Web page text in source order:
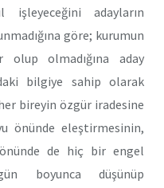
işleyeceğini adayların
göre; kurumun
olmadığına aday
bilgiye sahip olarak
bireyin özgür iradesine
önünde eleştirmesinin,
önünde de hiç bir engel
boyunca düşünüp